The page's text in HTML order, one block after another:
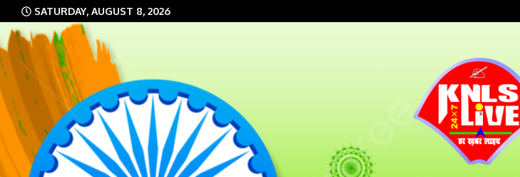
Skip
to
content
SATURDAY, AUGUST 8, 2026